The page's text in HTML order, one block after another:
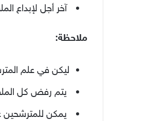
آخر أجل لإبداع الملفات خمسة عشر (15) يوم
ملاحظة:
ليكن في علم
يتم رفض كل
يمكن للمترشحين